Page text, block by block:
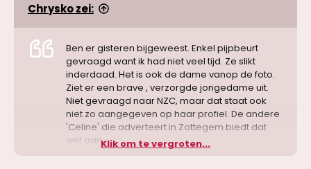
Chrysko zei:
Ben er gisteren bijgeweest. Enkel pijpbeurt
gevraagd want ik had niet veel tijd. Ze slikt
inderdaad. Het is ook de dame vanop de foto.
Ziet er een brave , verzorgde jongedame uit.
Niet gevraagd naar NZC, maar dat staat ook
niet zo aangegeven op haar profiel. De andere
'Celine' die adverteert in Zottegem biedt dat
wel aanKlik om te vergroten...